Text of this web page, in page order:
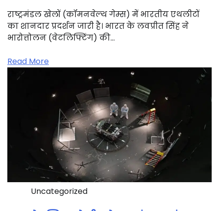
राष्ट्रमंडल खेलों (कॉमनवेल्थ गेम्स) में भारतीय एथलीटों
का शानदार प्रदर्शन जारी है। भारत के लवप्रीत सिंह ने
भारोत्तोलन (वेटलिफ्टिंग) की…
Read More
Uncategorized